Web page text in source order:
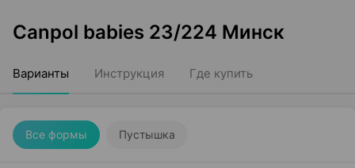
Canpol babies 23/224 Минск
Варианты Инструкция Где купить
Все формы Пустышка